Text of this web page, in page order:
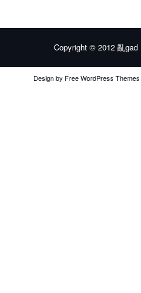
Copyright © 2012 亂gad
Design by Free WordPress Themes